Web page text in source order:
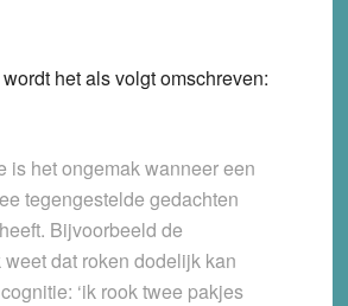
het als volgt omschreven:
is het ongemak wanneer een
tegengestelde gedachten
Bijvoorbeeld de
weet dat roken dodelijk kan
‘ik rook twee pakjes